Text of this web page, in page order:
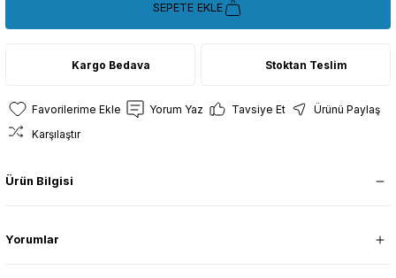
SEPETE EKLE
Kargo Bedava Stoktan Teslim
Yorum Yaz Tavsiye Et
Ürünü Paylaş
Karşılaştır
Ürün Bilgisi
Yorumlar